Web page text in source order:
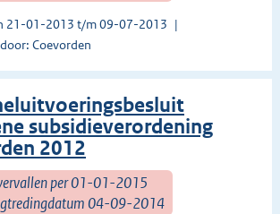
21-01-2013 t/m 09-07-2013
Coevorden
subsidieverordening
2012
per 01-01-2015
04-09-2014